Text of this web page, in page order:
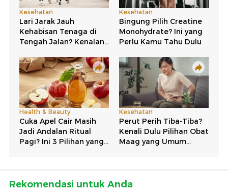
Rekomendasi untuk Anda